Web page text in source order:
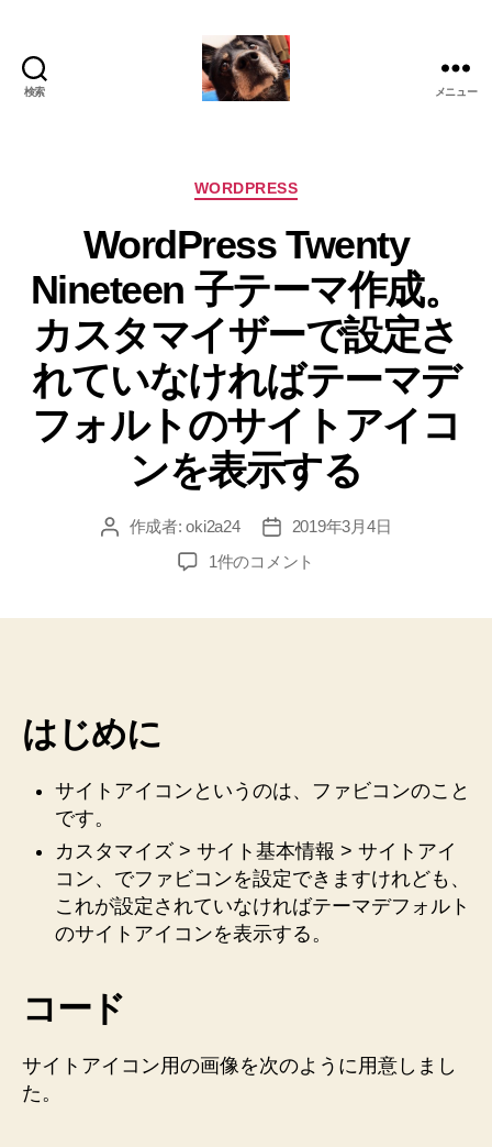
検索 メニュー
カ
ゴ
リ
ー
WORDPRESS
WordPress Twenty
Nineteen 子テーマ作成。
カスタマイザーで設定さ
れていなければテーマデ
フォルトのサイトアイコ
ンを表示する
投 作成者:oki2a24
投
稿
2019年3月4日
WordPress
ス
マ
イ
ザ
ー
で
て
1件のコメント
はじめに
サイトアイコンというのは、ファビコンのこと
です。
カスタマイズ > サイト基本情報 > サイトアイ
コン、でファビコンを設定できますけれども、
これが設定されていなければテーマデフォルト
のサイトアイコンを表示する。
コード
サイトアイコン用の画像を次のように用意しまし
た。